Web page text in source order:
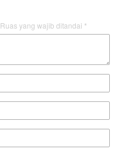
Ruas yang wajib ditandai *